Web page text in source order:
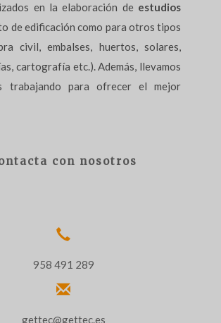
en la elaboración de estudios
de edificación como para otros tipos
civil, embalses, huertos, solares,
cartografía etc.). Además, llevamos
trabajando para ofrecer el mejor
con nosotros
958 491 289
gettec@gettec.es